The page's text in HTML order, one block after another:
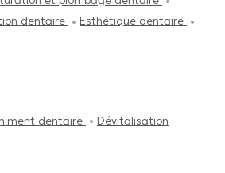
dentaire
Esthétique dentaire
dentaire Dévitalisation